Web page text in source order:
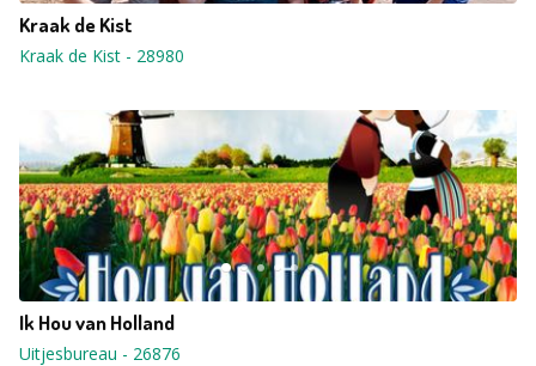
Kraak de Kist
Kraak de Kist - 28980
Ik Hou van Holland
Uitjesbureau - 26876